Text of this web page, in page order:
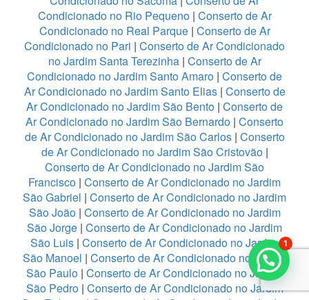
Condicionado no Rio Pequeno| Conserto de Ar
Condicionado no Real Parque| Conserto de Ar
Condicionado no Pari | Conserto de Ar Condicionado
no Jardim Santa Terezinha| Conserto de Ar
Condicionado no Jardim Santo Amaro | Conserto de
Ar Condicionado no Jardim Santo Elias| Conserto de
Ar Condicionado no Jardim São Bento | Conserto de
Ar Condicionado no Jardim São Bernardo | Conserto
de Ar Condicionado no Jardim São Carlos| Conserto
de Ar Condicionado no Jardim São Cristovão|
Conserto de Ar Condicionado no Jardim São
Francisco | Conserto de Ar Condicionado no Jardim
São Gabriel | Conserto de Ar Condicionado no Jardim
São João| Conserto de Ar Condicionado no Jardim
São Jorge | Conserto de Ar Condicionado no Jardim
São Luis | Conserto de Ar Condicionado no Jardim
São Manoel | Conserto de Ar Condicionado no Jardim
São Paulo | Conserto de Ar Condicionado no Jardim
São Pedro| Conserto de Ar Condicionado no Jardim
1